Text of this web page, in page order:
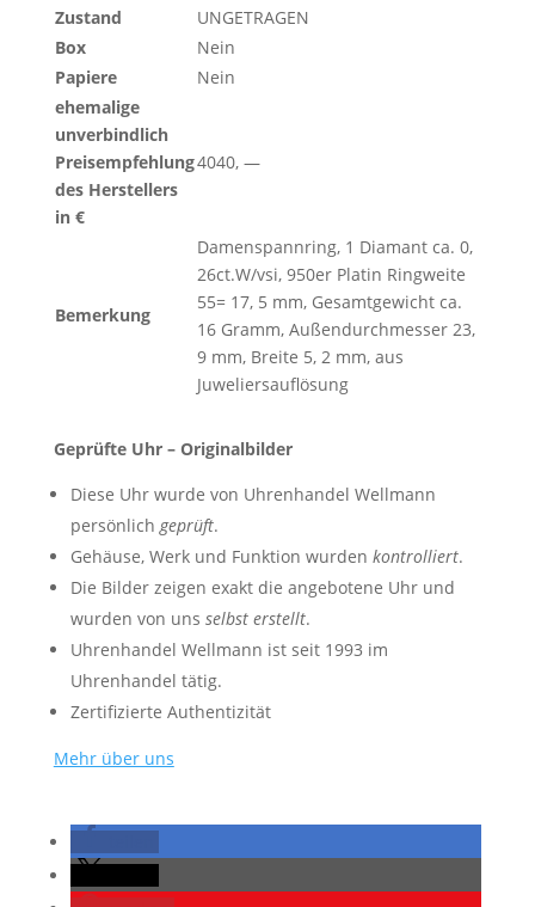
Zustand
UNGETRAGEN
Box
Nein
Papiere
Nein
ehemalige
unverbindlich
Preisempfehlung
des Herstellers
in €
4040, —
Bemerkung
Damenspannring, 1 Diamant ca. 0,
26ct.W/vsi, 950er Platin Ringweite
55= 17, 5 mm, Gesamtgewicht ca.
16 Gramm, Außendurchmesser 23,
9 mm, Breite 5, 2 mm, aus
Juweliersauflösung
Geprüfte Uhr – Originalbilder
Diese Uhr wurde von Uhrenhandel Wellmann
persönlichgeprüft.
Gehäuse, Werk und Funktion wurden kontrolliert.
Die Bilder zeigen exakt die angebotene Uhr und
wurden von uns selbst erstellt.
Uhrenhandel Wellmann ist seit 1993 im
Uhrenhandel tätig.
Zertifizierte Authentizität
Mehr über uns